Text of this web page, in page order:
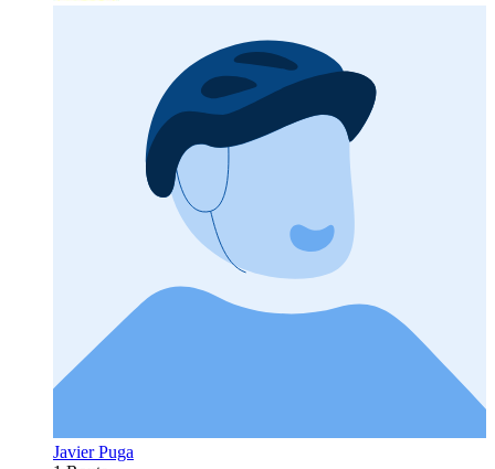
Javier Puga